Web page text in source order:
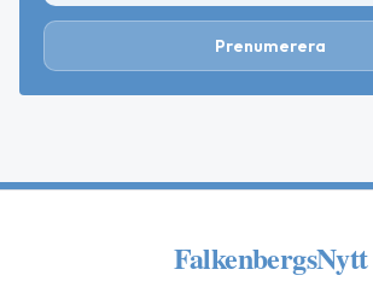
Prenumerera
FalkenbergsNytt